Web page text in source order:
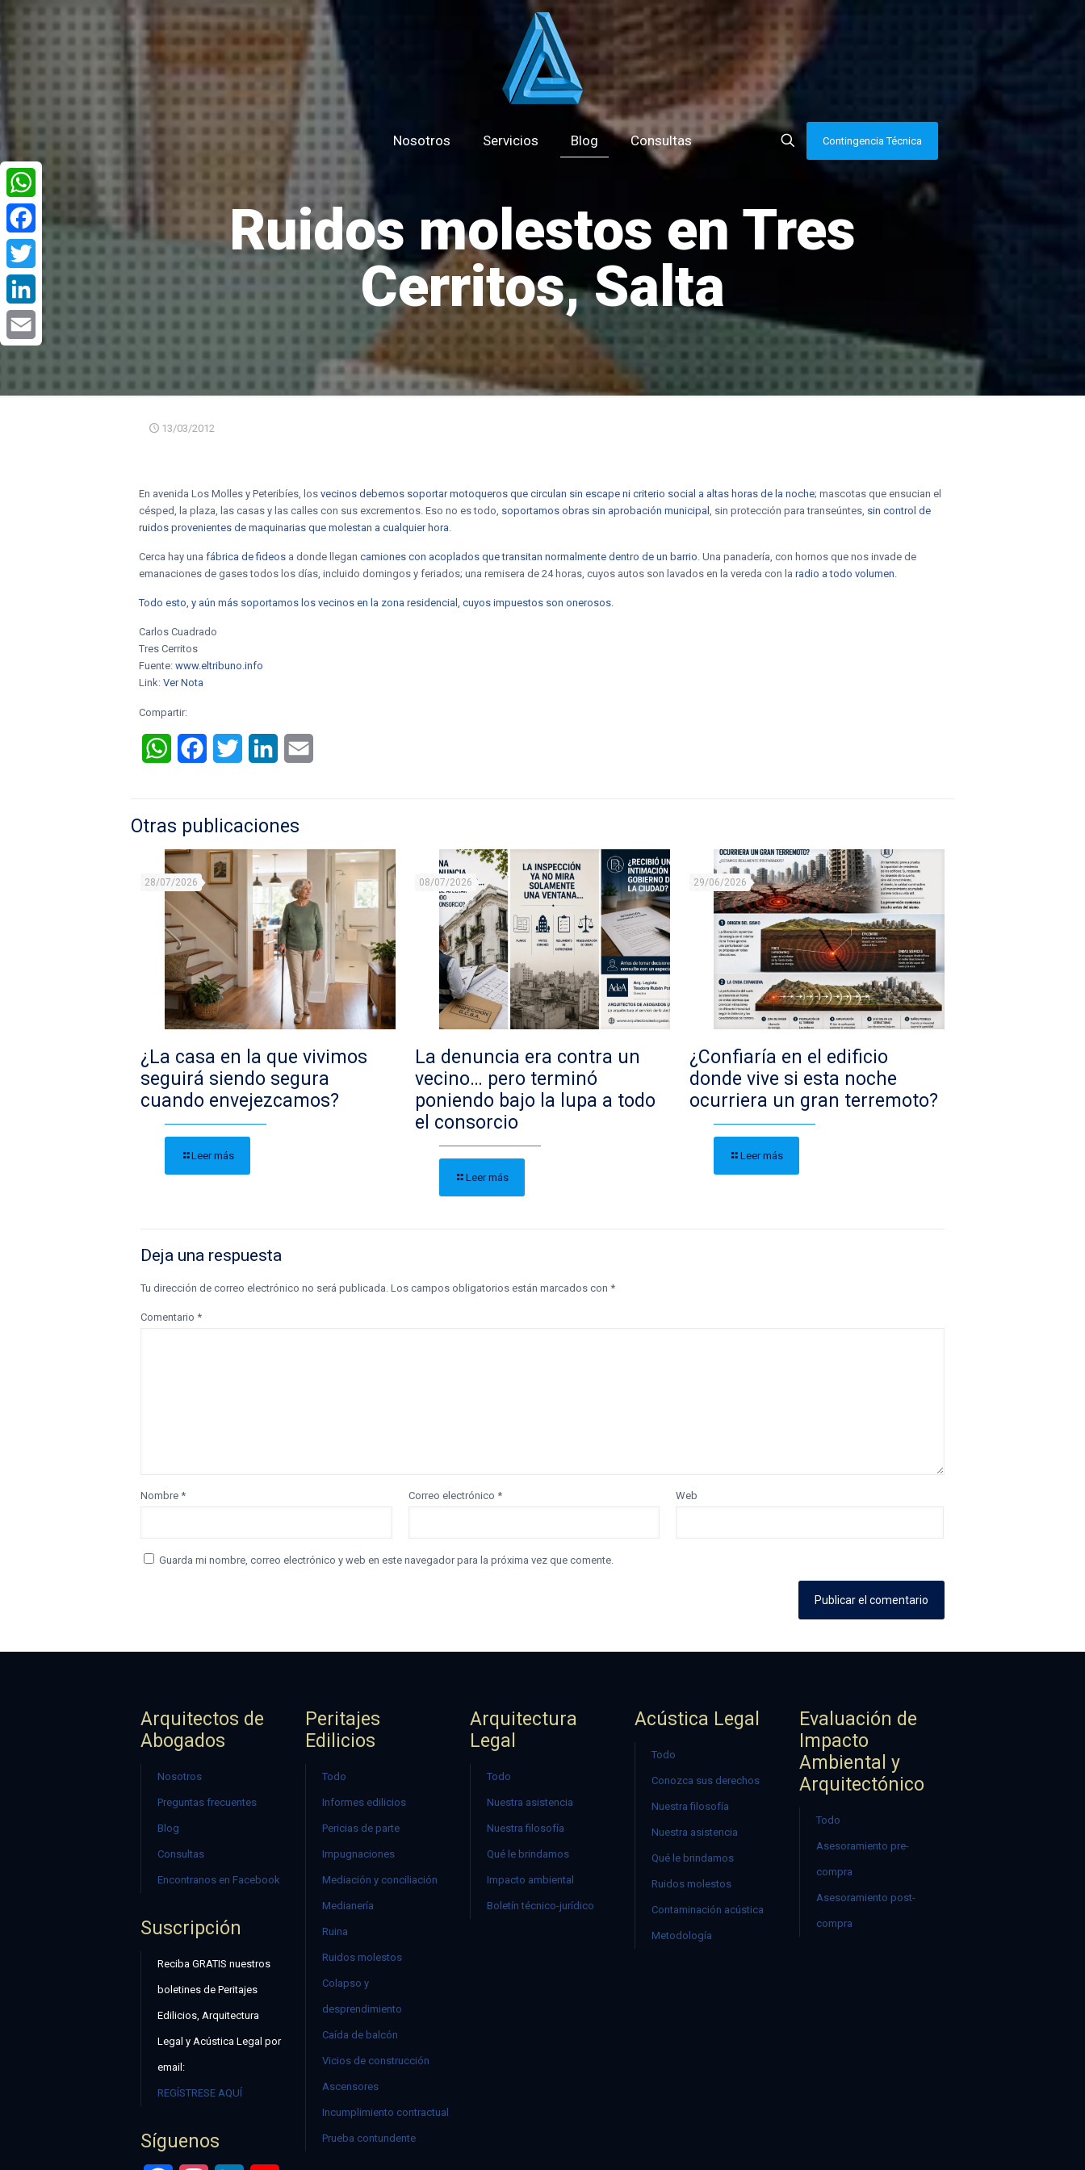
Nosotros Servicios Blog Consultas Contingencia Técnica
Ruidos molestos en Tres
Cerritos, Salta
13/03/2012
En avenida Los Molles y Peteribíes, losvecinos debemos soportar motoqueros que circulan sin escape ni criterio social a altas horas de la noche; mascotas que ensucian el
césped, la plaza, las casas y las calles con sus excrementos. Eso no es todo, soportamos obras sin aprobación municipal, sin protección para transeúntes, sin control de
ruidos provenientes de maquinarias que molestan a cualquier hora.
Cerca hay unafábrica de fideos a donde llegancamiones con acoplados que transitan normalmente dentro de un barrio. Una panadería, con hornos que nos invade de
emanaciones de gases todos los días, incluido domingos y feriados; una remisera de 24 horas, cuyos autos son lavados en la vereda con laradio a todo volumen.
Todo esto, y aún más soportamos los vecinos en la zona residencial, cuyos impuestos son onerosos.
Carlos Cuadrado
Tres Cerritos
Fuente:www.eltribuno.info
Link:Ver Nota
Compartir:
WhatsAppFacebookTwitter LinkedIn
Otras publicaciones
28/07/2026
¿La casa en la que vivimos
seguirá siendo segura
cuando envejezcamos?
Leer más
08/07/2026
La denuncia era contra un
vecino… pero terminó
poniendo bajo la lupa a todo
el consorcio
Leer más
29/06/2026
¿Confiaría en el edificio
donde vive si esta noche
ocurriera un gran terremoto?
Leer más
Deja una respuesta
Tu dirección de correo electrónico no será publicada. Los campos obligatorios están marcados con *
Comentario *
Nombre * Correo electrónico * Web
Guarda mi nombre, correo electrónico y web en este navegador para la próxima vez que comente.
Arquitectos de
Abogados
Nosotros
Preguntas frecuentes
Blog
Consultas
Encontranos en Facebook
Suscripción
Reciba GRATIS nuestros
boletines de Peritajes
Edilicios, Arquitectura
Legal y Acústica Legal por
email:
REGÍSTRESE AQUÍ
Síguenos
Peritajes
Edilicios
Todo
Informes edilicios
Pericias de parte
Impugnaciones
Mediación y conciliación
Medianería
Ruina
Ruidos molestos
Colapso y
desprendimiento
Caída de balcón
Vicios de construcción
Ascensores
Incumplimiento contractual
Prueba contundente
Arquitectura
Legal
Todo
Nuestra asistencia
Nuestra filosofía
Qué le brindamos
Impacto ambiental
Boletín técnico-jurídico
Acústica Legal
Todo
Conozca sus derechos
Nuestra filosofía
Nuestra asistencia
Qué le brindamos
Ruidos molestos
Contaminación acústica
Metodología
Evaluación de
Impacto
Ambiental y
Arquitectónico
Todo
Asesoramiento pre-
compra
Asesoramiento post-
compra
WhatsApp
Facebook
Twitter
LinkedIn
Email